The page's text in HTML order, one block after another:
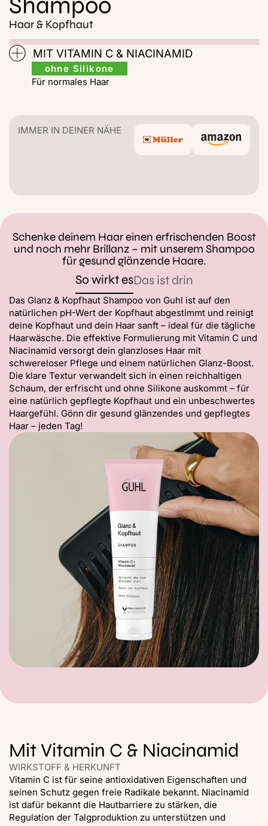
Haar & Kopfhaut
MIT VITAMIN C & NIACINAMID
ohne Silikone
Für normales Haar
IMMER IN DEINER NÄHE
Schenke deinem Haar einen erfrischenden Boost
und noch mehr Brillanz – mit unserem Shampoo
für gesund glänzende Haare.
So wirkt esDas ist drin
Das Glanz & Kopfhaut Shampoo von Guhl ist auf den
natürlichen pH-Wert der Kopfhaut abgestimmt und reinigt
deine Kopfhaut und dein Haar sanft – ideal für die tägliche
Haarwäsche. Die effektive Formulierung mit Vitamin C und
Niacinamid versorgt dein glanzloses Haar mit
schwereloser Pflege und einem natürlichen Glanz-Boost.
Die klare Textur verwandelt sich in einen reichhaltigen
Schaum, der erfrischt und ohne Silikone auskommt – für
eine natürlich gepflegte Kopfhaut und ein unbeschwertes
Haargefühl. Gönn dir gesund glänzendes und gepflegtes
Haar – jeden Tag!
Mit Vitamin C & Niacinamid
WIRKSTOFF & HERKUNFT
Vitamin C ist für seine antioxidativen Eigenschaften und
seinen Schutz gegen freie Radikale bekannt. Niacinamid
ist dafür bekannt die Hautbarriere zu stärken, die
Regulation der Talgproduktion zu unterstützen und